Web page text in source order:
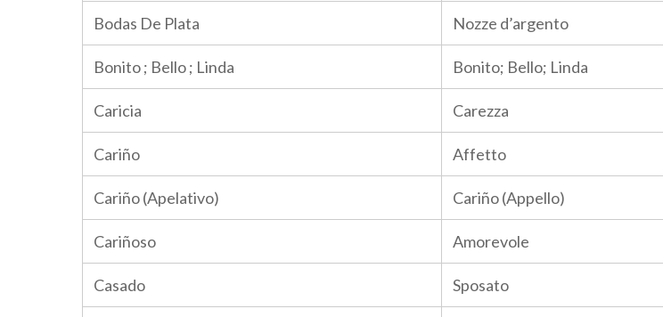
Bodas De Plata Nozze d’argento
Bonito ; Bello ; Linda Bonito; Bello; Linda
Caricia Carezza
Cariño Affetto
Cariño (Apelativo) Cariño (Appello)
Cariñoso Amorevole
Casado Sposato